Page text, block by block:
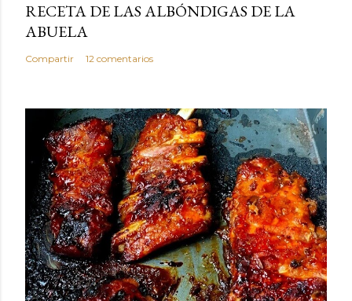
RECETA DE LAS ALBÓNDIGAS DE LA
ABUELA
Compartir 12 comentarios